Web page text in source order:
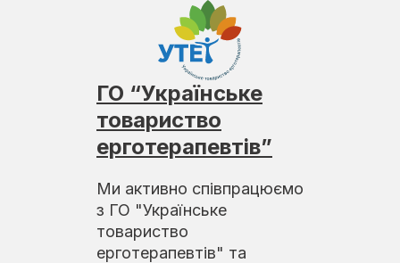
ГО “Українське
товариство
ерготерапевтів”
Ми активно співпрацюємо
з ГО "Українське
товариство
ерготерапевтів" та